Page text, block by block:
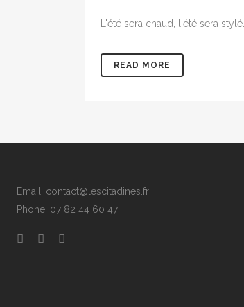
L'été sera chaud, l'été sera stylé...
READ MORE
Email: contact@lescitadines.fr
Phone: 07 82 44 60 47